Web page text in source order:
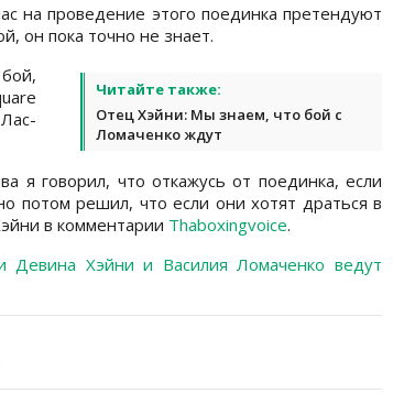
на проведение этого поединка претендуют
он пока точно не знает.
Читайте также:
Отец Хэйни: Мы знаем, что бой с
Ломаченко ждут
я говорил, что откажусь от поединка, если
потом решил, что если они хотят драться в
в комментарии Thaboxingvoice.
Девина Хэйни и Василия Ломаченко ведут